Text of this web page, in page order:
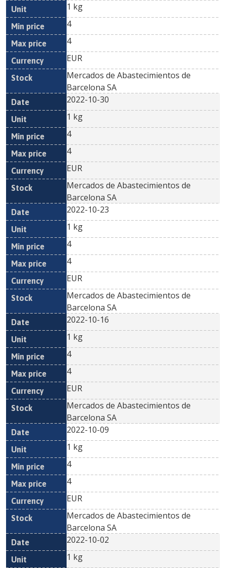
1 kg
4
4
EUR
Mercados de Abastecimientos de
Barcelona SA
2022-10-30
1 kg
4
4
EUR
Mercados de Abastecimientos de
Barcelona SA
2022-10-23
1 kg
4
4
EUR
Mercados de Abastecimientos de
Barcelona SA
2022-10-16
1 kg
4
4
EUR
Mercados de Abastecimientos de
Barcelona SA
2022-10-09
1 kg
4
4
EUR
Mercados de Abastecimientos de
Barcelona SA
2022-10-02
1 kg